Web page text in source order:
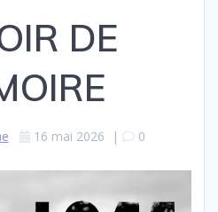
DE
16 mai 2026 | 0